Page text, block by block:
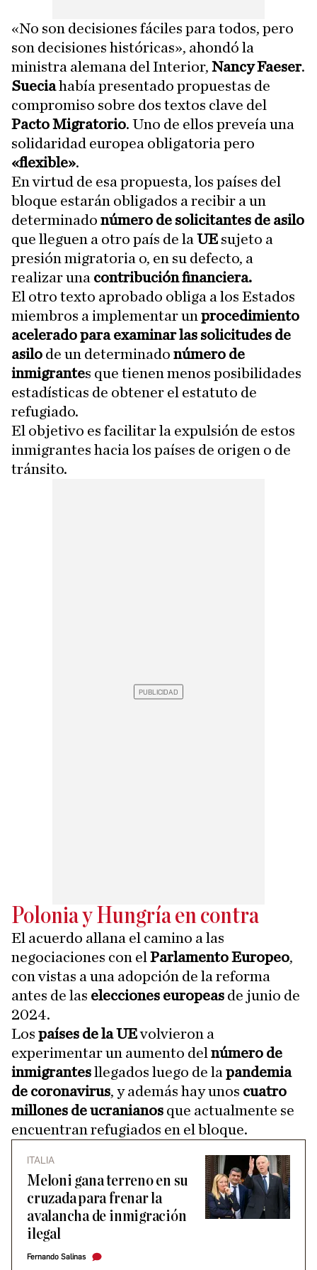
«No son decisiones fáciles para todos, pero
son decisiones históricas», ahondó la
ministra alemana del Interior, Nancy Faeser.
Sueciahabía presentado propuestas de
compromiso sobre dos textos clave del
Pacto Migratorio. Uno de ellos preveía una
solidaridad europea obligatoria pero
«flexible».
En virtud de esa propuesta, los países del
bloque estarán obligados a recibir a un
determinado número de solicitantes de asilo
que lleguen a otro país de la UE sujeto a
presión migratoria o, en su defecto, a
realizar una contribución financiera.
El otro texto aprobado obliga a los Estados
miembros a implementar un procedimiento
acelerado para examinar las solicitudes de
asilo de un determinado número de
inmigrantes que tienen menos posibilidades
estadísticas de obtener el estatuto de
refugiado.
El objetivo es facilitar la expulsión de estos
inmigrantes hacia los países de origen o de
tránsito.
Polonia y Hungría en contra
El acuerdo allana el camino a las
negociaciones con el Parlamento Europeo,
con vistas a una adopción de la reforma
antes de las elecciones europeas de junio de
2024.
Los países de la UEvolvieron a
experimentar un aumento del número de
inmigrantesllegados luego de la pandemia
de coronavirus, y además hay unos cuatro
millones de ucranianos que actualmente se
encuentran refugiados en el bloque.
ITALIA
Meloni gana terreno en su
cruzada para frenar la
avalancha de inmigración
ilegal
Fernando Salinas